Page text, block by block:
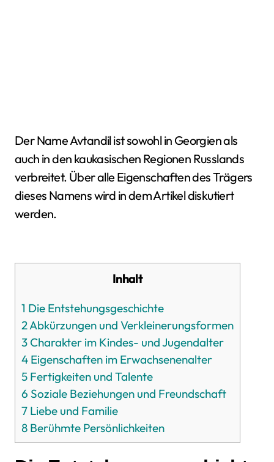
Der Name Avtandil ist sowohl in Georgien als
auch in den kaukasischen Regionen Russlands
verbreitet. Über alle Eigenschaften des Trägers
dieses Namens wird in dem Artikel diskutiert
werden.
Inhalt
1 Die Entstehungsgeschichte
2Abkürzungen und Verkleinerungsformen
3 Charakter im Kindes- und Jugendalter
4 Eigenschaften im Erwachsenenalter
5 Fertigkeiten und Talente
6 Soziale Beziehungen und Freundschaft
7 Liebe und Familie
8 Berühmte Persönlichkeiten